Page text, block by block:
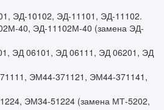
ЭД-10102, ЭД-11101, ЭД-11102.
40, ЭД-11102М-40 (замена ЭД-
ЭД 06101, ЭД 06111, ЭД 06201, ЭД
ЭМ44-371121, ЭМ44-371141,
ЭМ34-51224 (замена МТ-5202,